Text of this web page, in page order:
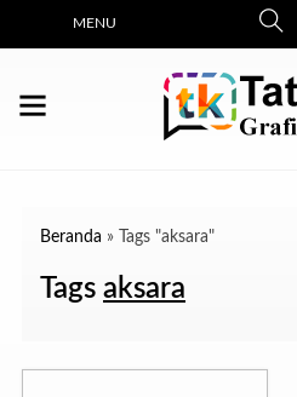
MENU
Beranda » Tags "aksara"
Tags aksara